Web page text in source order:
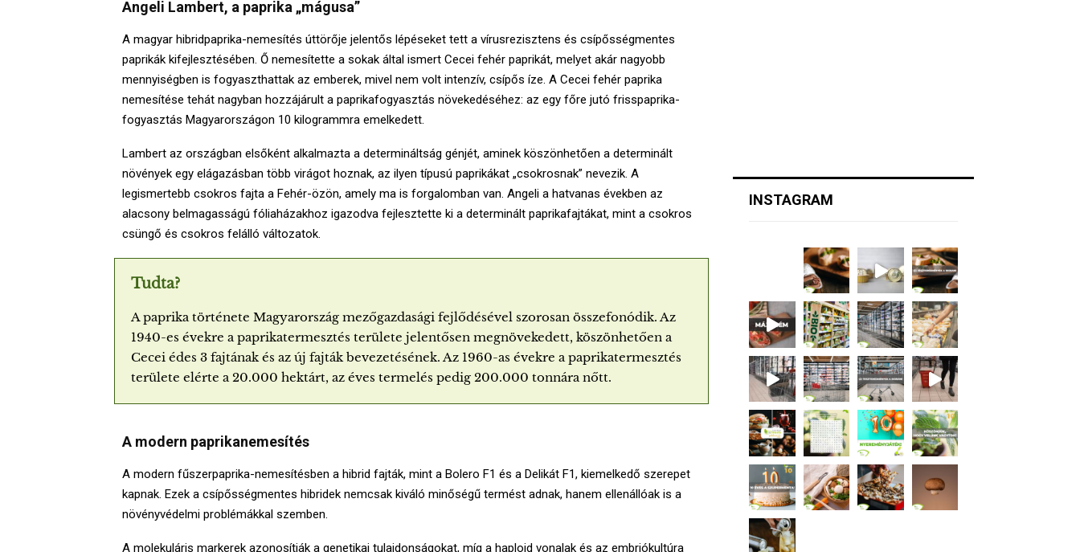
Angeli Lambert, a paprika „mágusa”
A magyar hibridpaprika-nemesítés úttörője jelentős lépéseket tett a vírusrezisztens és csípősségmentes
paprikák kifejlesztésében. Ő nemesítette a sokak által ismert Cecei fehér paprikát, melyet akár nagyobb
mennyiségben is fogyaszthattak az emberek, mivel nem volt intenzív, csípős íze. A Cecei fehér paprika
nemesítése tehát nagyban hozzájárult a paprikafogyasztás növekedéséhez: az egy főre jutó frisspaprika-
fogyasztás Magyarországon 10 kilogrammra emelkedett.
Lambert az országban elsőként alkalmazta a determináltság génjét, aminek köszönhetően a determinált
növények egy elágazásban több virágot hoznak, az ilyen típusú paprikákat „csokrosnak” nevezik. A
legismertebb csokros fajta a Fehér-özön, amely ma is forgalomban van. Angeli a hatvanas években az
alacsony belmagasságú fóliaházakhoz igazodva fejlesztette ki a determinált paprikafajtákat, mint a csokros
csüngő és csokros felálló változatok.
Tudta?
A paprika története Magyarország mezőgazdasági fejlődésével szorosan összefonódik. Az
1940-es évekre a paprikatermesztés területe jelentősen megnövekedett, köszönhetően a
Cecei édes 3 fajtának és az új fajták bevezetésének. Az 1960-as évekre a paprikatermesztés
területe elérte a 20.000 hektárt, az éves termelés pedig 200.000 tonnára nőtt.
A modern paprikanemesítés
A modern fűszerpaprika-nemesítésben a hibrid fajták, mint a Bolero F1 és a Delikát F1, kiemelkedő szerepet
kapnak. Ezek a csípősségmentes hibridek nemcsak kiváló minőségű termést adnak, hanem ellenállóak is a
növényvédelmi problémákkal szemben.
A molekuláris markerek azonosítják a genetikai tulajdonságokat, míg a haploid vonalak és az embriókultúra
INSTAGRAM